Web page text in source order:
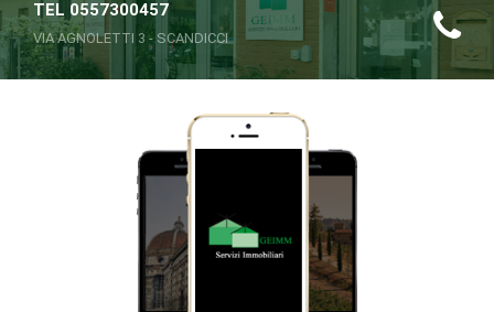
TEL 0557300457
VIA AGNOLETTI 3 - SCANDICCI